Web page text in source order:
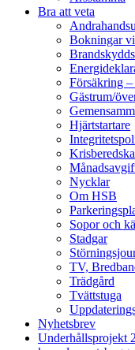
Bra att veta
Bokningar
Försäkring
Gästrum/
Hjärtstartare
Nycklar
Om HSB
Sopor och
Stadgar
TV,
Trädgård
Tvättstuga
Nyhetsbrev
Underhållsprojekt